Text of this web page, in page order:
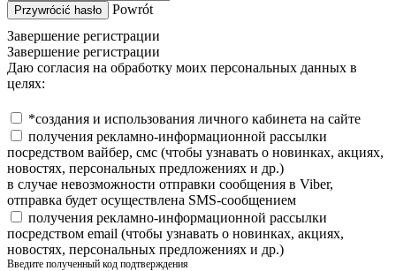
Przywrócić hasło
Powrót
Завершение регистрации
Завершение регистрации
Даю согласия на обработку моих персональных данных в
целях:
*создания и использования личного кабинета на сайте
получения рекламно-информационной рассылки
посредством вайбер, смс (чтобы узнавать о новинках, акциях,
новостях, персональных предложениях и др.)
в случае невозможности отправки сообщения в Viber,
отправка будет осуществлена SMS-сообщением
получения рекламно-информационной рассылки
посредством email (чтобы узнавать о новинках, акциях,
новостях, персональных предложениях и др.)
Введите полученный код подтверждения